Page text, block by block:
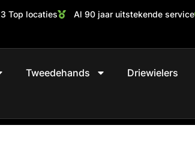
3 Top locaties Al 90 jaar uitstekende service
Tweedehands Driewielers